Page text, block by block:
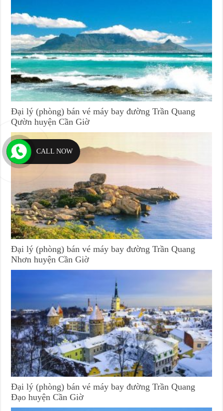
Đại lý (phòng) bán vé máy bay đường Trần Quang
Qườn huyện Cần Giờ
Đại lý (phòng) bán vé máy bay đường Trần Quang
Nhơn huyện Cần Giờ
Đại lý (phòng) bán vé máy bay đường Trần Quang
Đạo huyện Cần Giờ
CALL NOW